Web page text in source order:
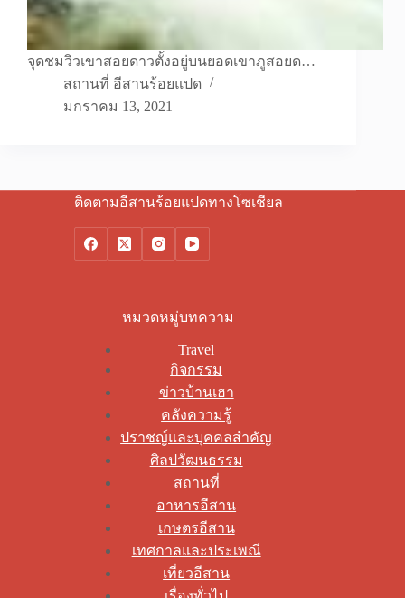
จุดชมวิวเขาสอยดาวตั้งอยู่บนยอดเขาภูสอยด…
สถานที่ อีสานร้อยแปด
มกราคม 13, 2021
ติดตามอีสานร้อยแปดทางโซเชียล
หมวดหมู่บทความ
Travel
กิจกรรม
ข่าวบ้านเฮา
คลังความรู้
ปราชญ์และบุคคลสำคัญ
ศิลปวัฒนธรรม
สถานที่
อาหารอีสาน
เกษตรอีสาน
เทศกาลและประเพณี
เที่ยวอีสาน